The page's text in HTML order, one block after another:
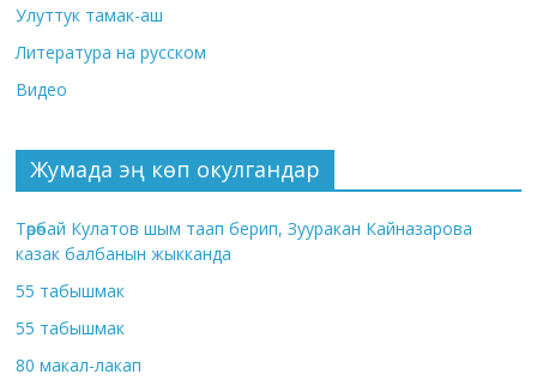
Улуттук тамак-аш
Литература на русском
Видео
Жумада эң көп окулгандар
Төрөбай Кулатов шым таап берип, Зууракан Кайназарова
казак балбанын жыкканда
55 табышмак
55 табышмак
80 макал-лакап